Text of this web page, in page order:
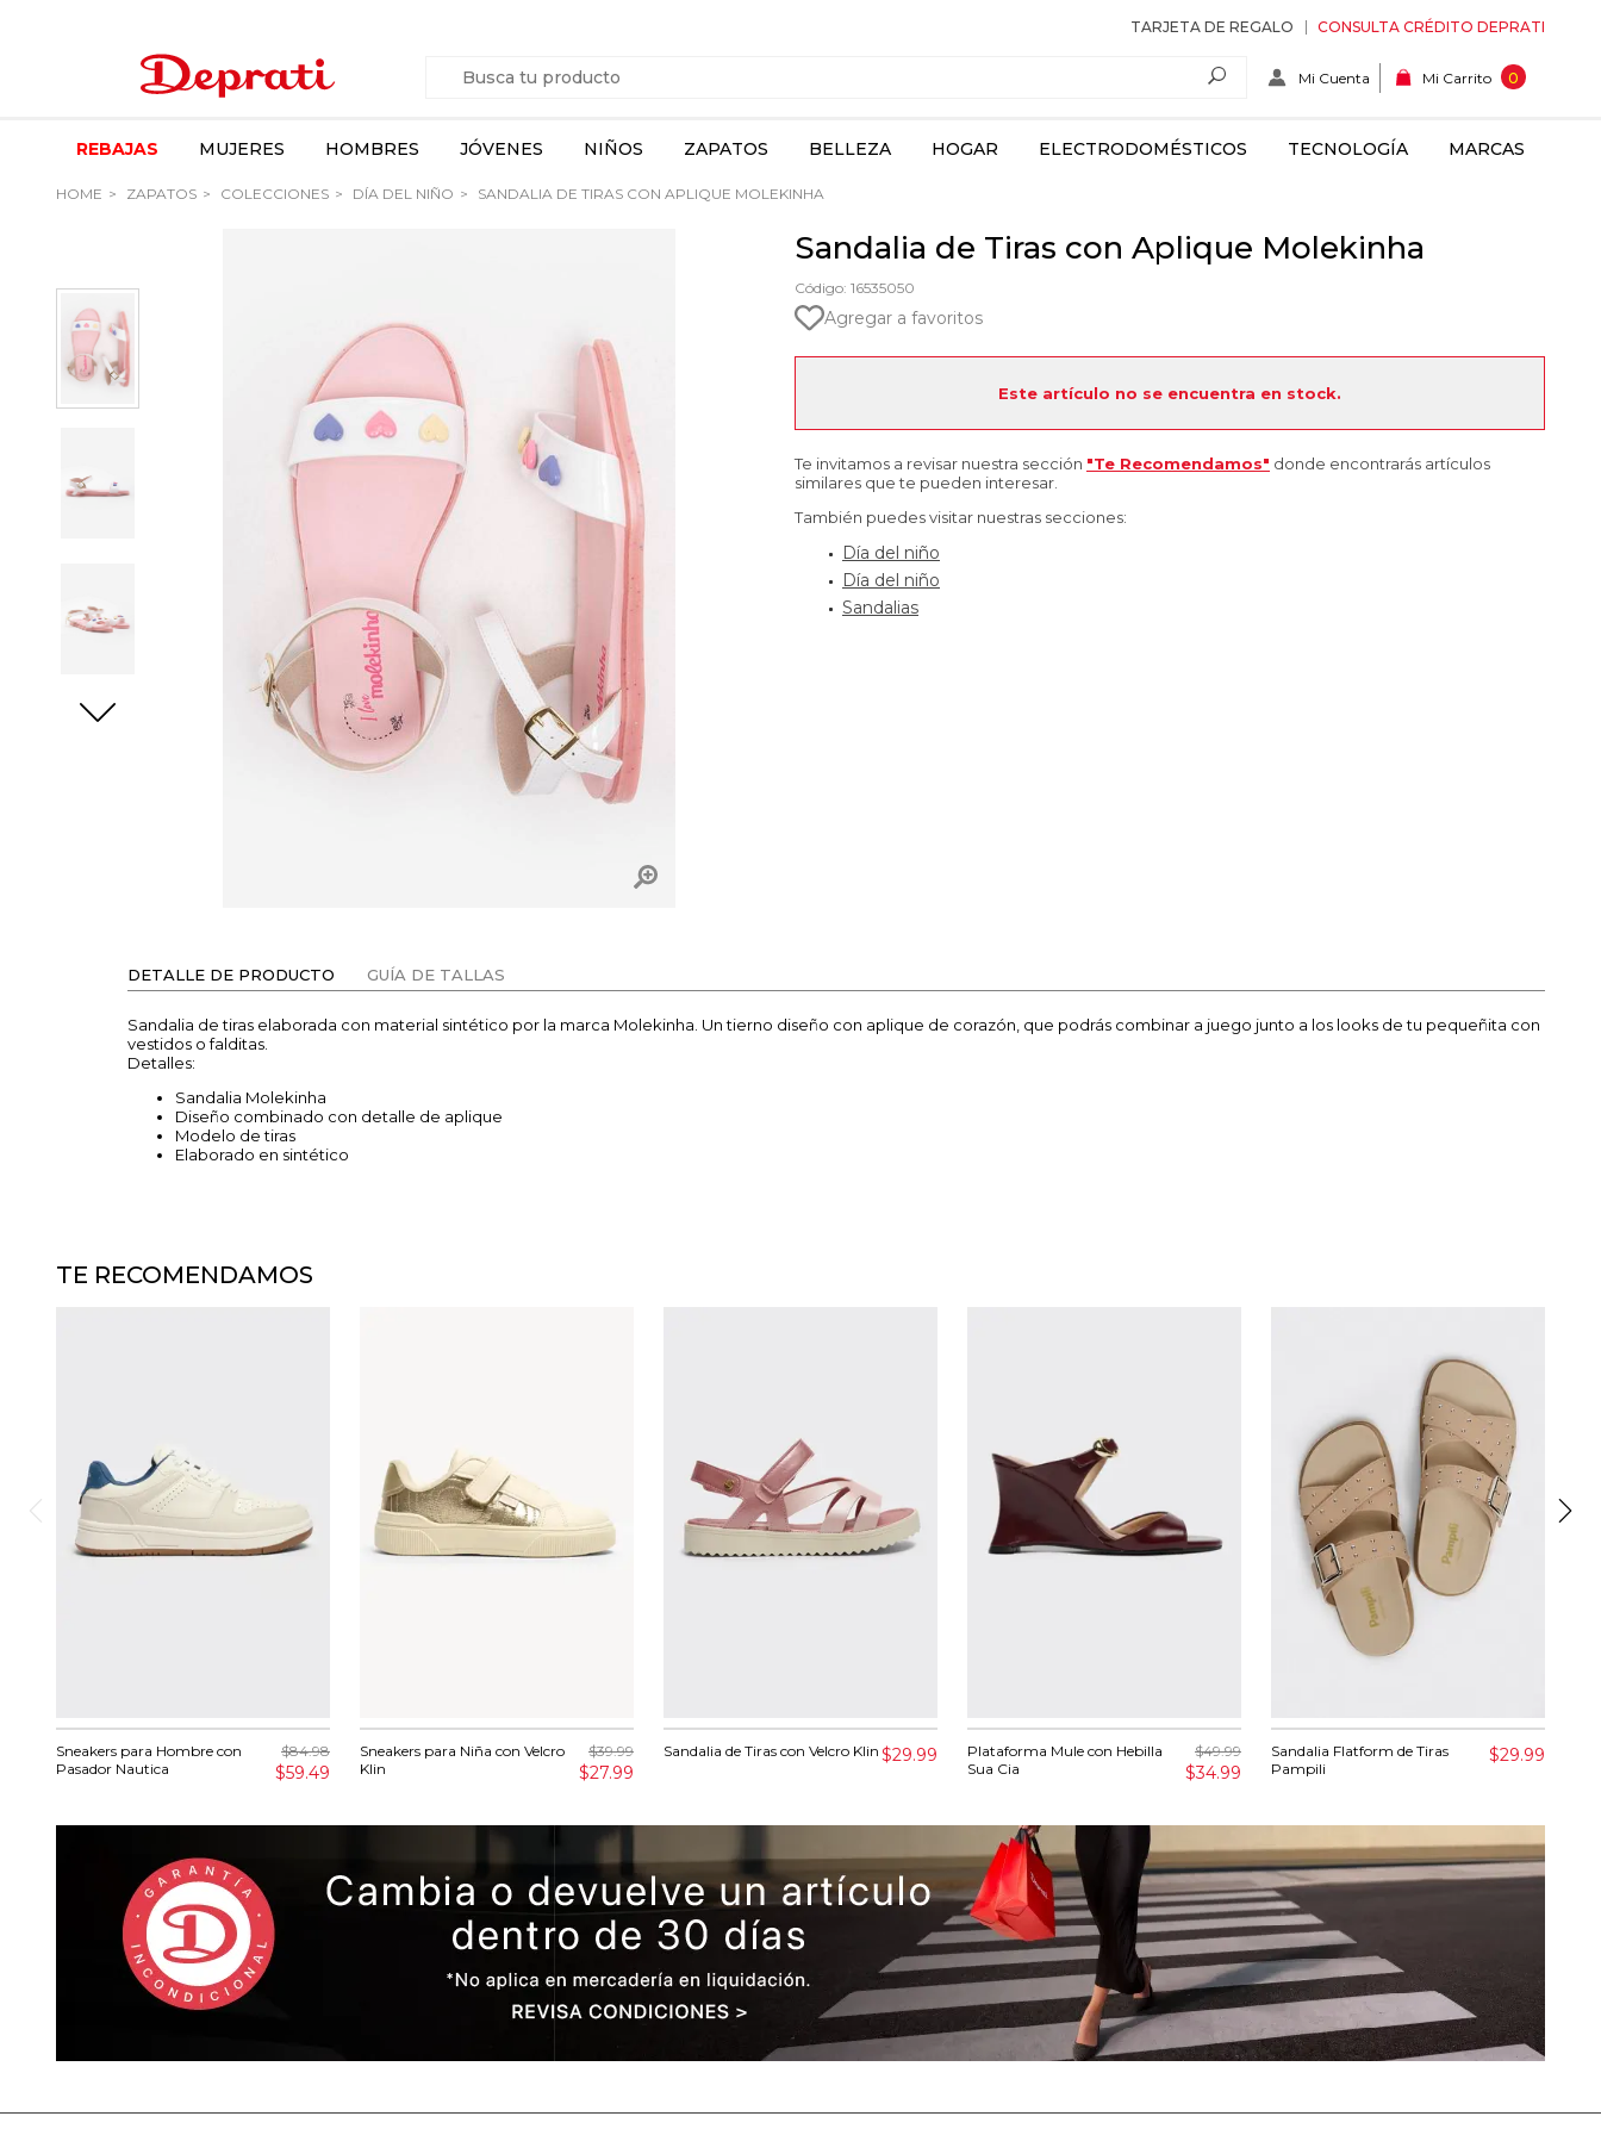
TARJETA DE REGALO CONSULTA CRÉDITO DEPRATI
Mi Cuenta Mi Carrito 0
REBAJAS MUJERES HOMBRES JÓVENES NIÑOS ZAPATOS BELLEZA HOGAR ELECTRODOMÉSTICOS TECNOLOGÍA MARCAS
HOME ZAPATOS COLECCIONES DÍA DEL NIÑO SANDALIA DE TIRAS CON APLIQUE MOLEKINHA
Sandalia de Tiras con Aplique Molekinha
Código: 16535050
Agregar a favoritos
Este artículo no se encuentra en stock.
Te invitamos a revisar nuestra sección "Te Recomendamos" donde encontrarás artículos
similares que te pueden interesar.
También puedes visitar nuestras secciones:
Día del niño
Día del niño
Sandalias
DETALLE DE PRODUCTO GUÍA DE TALLAS
Sandalia de tiras elaborada con material sintético por la marca Molekinha. Un tierno diseño con aplique de corazón, que podrás combinar a juego junto a los looks de tu pequeñita con
vestidos o falditas.
Detalles:
Sandalia Molekinha
Diseño combinado con detalle de aplique
Modelo de tiras
Elaborado en sintético
TE RECOMENDAMOS
Sneakers para Hombre con
Pasador Nautica
$84.98
$59.49
Sneakers para Niña con Velcro
Klin
$39.99
$27.99
Sandalia de Tiras con Velcro Klin $29.99
Plataforma Mule con Hebilla
Sua Cia
$49.99
$34.99
Sandalia Flatform de Tiras
Pampili
$29.99